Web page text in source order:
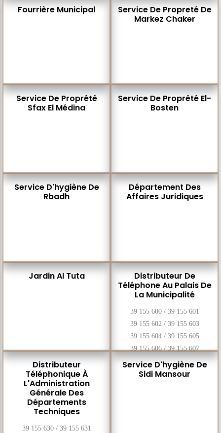
Service De Propreté De
Markez Chaker
Fourrière Municipal
Service De Proprété El-
Bosten
Service De Proprété
Sfax El Médina
Département Des
Affaires Juridiques
Service D'hygiène De
Rbadh
Distributeur De
Téléphone Au Palais De
La Municipalité
39 155 600 / 39 155 601
39 155 602 / 39 155 603
39 155 604 / 39 155 605
39 155 606 / 39 155 607
Jardin Al Tuta
Service D'hygiène De
Sidi Mansour
Distributeur
Téléphonique À
L'Administration
Générale Des
Départements
Techniques
39 155 630 / 39 155 631